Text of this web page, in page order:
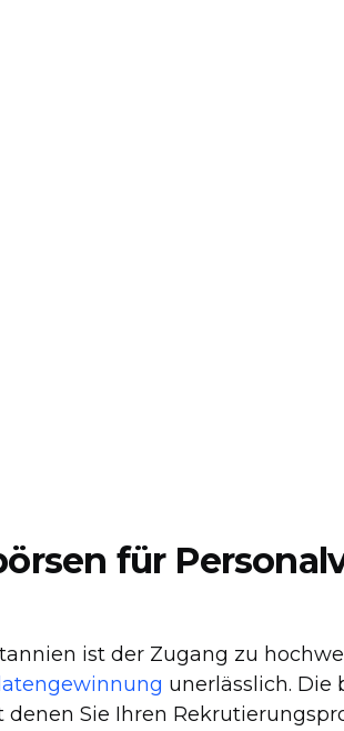
für
ist der Zugang zu
unerlässlich. Die
Sie Ihren